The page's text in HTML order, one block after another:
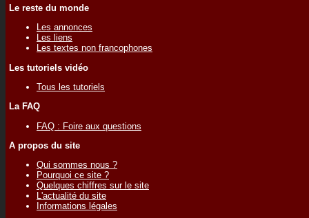
Le reste du monde
Les annonces
Les liens
Les textes non francophones
Les tutoriels vidéo
Tous les tutoriels
La FAQ
FAQ : Foire aux questions
A propos du site
Qui sommes nous ?
Pourquoi ce site ?
Quelques chiffres sur le site
L'actualité du site
Informations légales